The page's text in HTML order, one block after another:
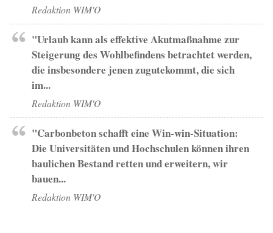
Redaktion WIM'O
"Urlaub kann als effektive Akutmaßnahme zur
Steigerung des Wohlbefindens betrachtet werden,
die insbesondere jenen zugutekommt, die sich
im...
Redaktion WIM'O
"Carbonbeton schafft eine Win-win-Situation:
Die Universitäten und Hochschulen können ihren
baulichen Bestand retten und erweitern, wir
bauen...
Redaktion WIM'O